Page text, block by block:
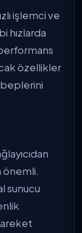
işlemci ve
hızlarda
özellikler
önemli.
sunucu